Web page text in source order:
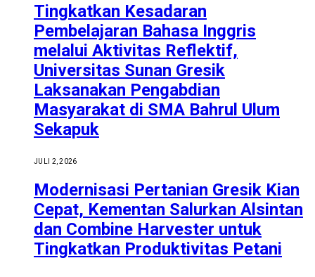
Tingkatkan Kesadaran
Pembelajaran Bahasa Inggris
melalui Aktivitas Reflektif,
Universitas Sunan Gresik
Laksanakan Pengabdian
Masyarakat di SMA Bahrul Ulum
Sekapuk
JULI 2, 2026
Modernisasi Pertanian Gresik Kian
Cepat, Kementan Salurkan Alsintan
dan Combine Harvester untuk
Tingkatkan Produktivitas Petani